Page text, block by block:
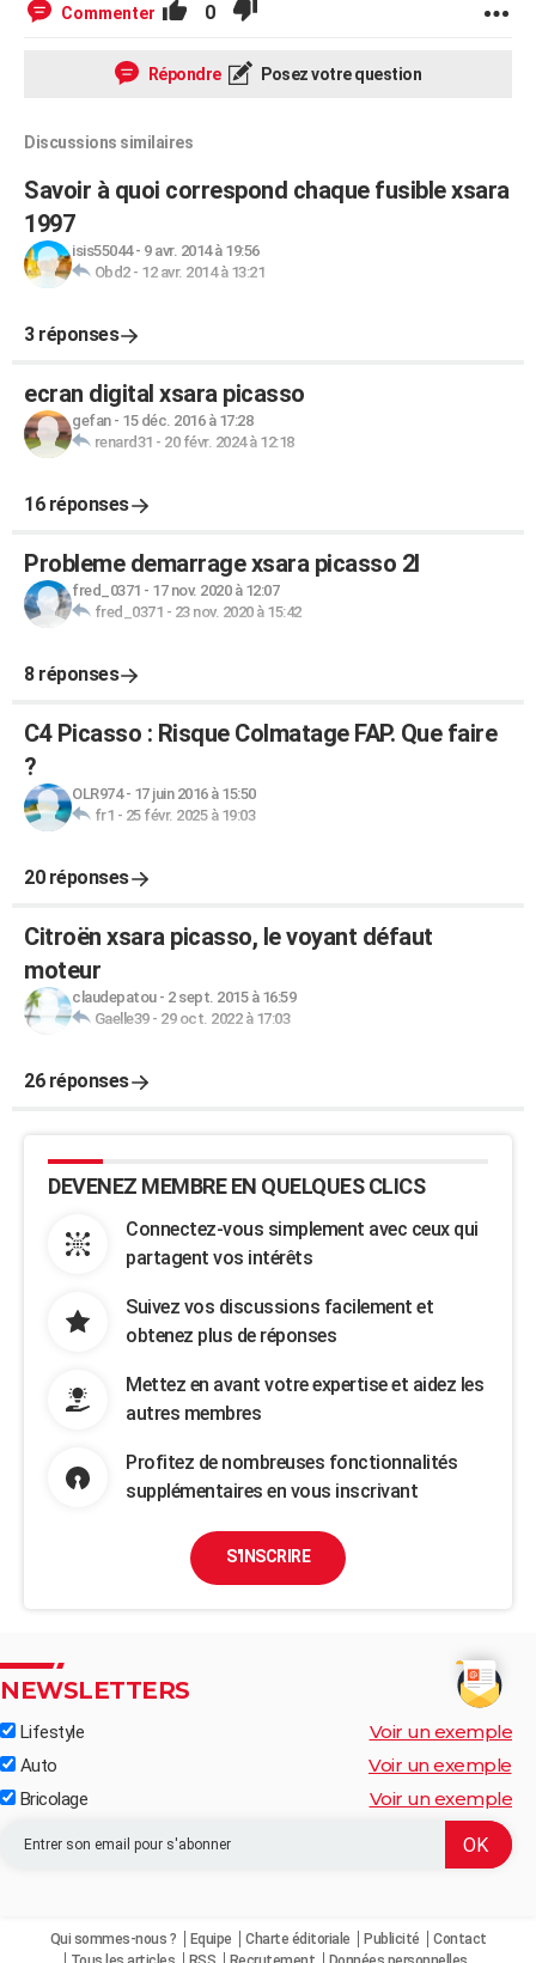
Commenter 0
Répondre Posez votre question
Discussions similaires
Savoir à quoi correspond chaque fusible xsara
1997
isis55044- 9 avr. 2014 à 19:56
Obd2- 12 avr. 2014 à 13:21
3 réponses
ecran digital xsara picasso
gefan- 15 déc. 2016 à 17:28
renard31 - 20 févr. 2024 à 12:18
16 réponses
Probleme demarrage xsara picasso 2l
fred_0371 - 17 nov. 2020 à 12:07
fred_0371 - 23 nov. 2020 à 15:42
8 réponses
C4 Picasso : Risque Colmatage FAP. Que faire
?
OLR974- 17 juin 2016 à 15:50
fr1 - 25 févr. 2025 à 19:03
20 réponses
Citroën xsara picasso, le voyant défaut
moteur
claudepatou- 2 sept. 2015 à 16:59
Gaelle39- 29 oct. 2022 à 17:03
26 réponses
DEVENEZ MEMBRE EN QUELQUES CLICS
Connectez-vous simplement avec ceux qui
partagent vos intérêts
Suivez vos discussions facilement et
obtenez plus de réponses
Mettez en avant votre expertise et aidez les
autres membres
Profitez de nombreuses fonctionnalités
supplémentaires en vous inscrivant
S'INSCRIRE
NEWSLETTERS
Lifestyle Voir un exemple
Auto Voir un exemple
Bricolage Voir un exemple
Qui sommes-nous ? Equipe Charte éditoriale Publicité
Contact